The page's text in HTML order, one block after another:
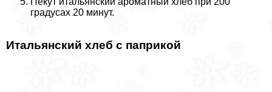
градусах 20 минут.
Итальянский хлеб с паприкой